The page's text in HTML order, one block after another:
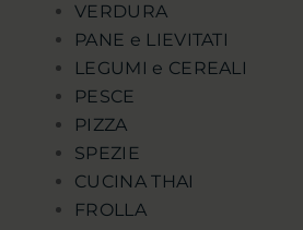
VERDURA
PANE e LIEVITATI
LEGUMI e CEREALI
PESCE
PIZZA
SPEZIE
CUCINA THAI
FROLLA